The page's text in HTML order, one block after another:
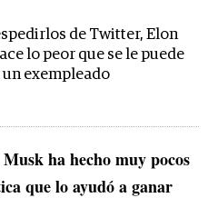
de Twitter, Elon
lo peor que se le puede
un exempleado
ha hecho muy pocos
que lo ayudó a ganar